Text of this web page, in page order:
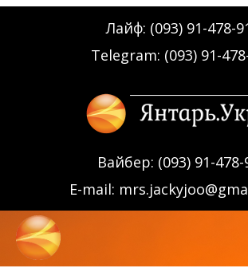
Лайф: (093) 91-478-
Telegram: (093) 91-
Вайбер: (093) 91-478-
E-mail: